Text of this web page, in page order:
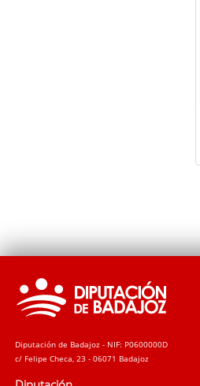
Diputación de Badajoz - NIF: P0600000D
c/ Felipe Checa, 23 - 06071 Badajoz